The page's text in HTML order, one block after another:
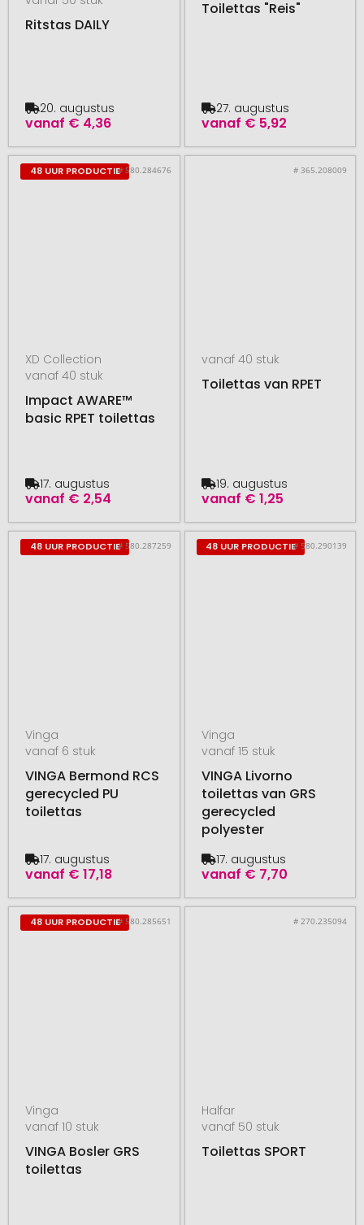
Ritstas DAILY
vanaf € 4,36
20. augustus
Toilettas "Reis"
vanaf € 5,92
27. augustus
48 UUR PRODUCTIE# 580.284676
XD Collection
vanaf 40 stuk
Impact AWARE™
basic RPET toilettas
vanaf € 2,54
17. augustus
# 365.208009
vanaf 40 stuk
Toilettas van RPET
vanaf € 1,25
19. augustus
48 UUR PRODUCTIE# 580.287259
Vinga
vanaf 6 stuk
VINGA Bermond RCS
gerecycled PU
toilettas
vanaf € 17,18
17. augustus
48 UUR PRODUCTIE# 580.290139
Vinga
vanaf 15 stuk
VINGA Livorno
toilettas van GRS
gerecycled
polyester
vanaf € 7,70
17. augustus
48 UUR PRODUCTIE# 580.285651
Vinga
vanaf 10 stuk
VINGA Bosler GRS
toilettas
# 270.235094
Halfar
vanaf 50 stuk
Toilettas SPORT